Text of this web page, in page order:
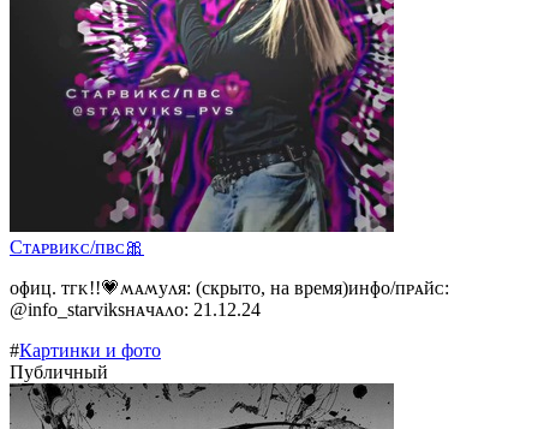
Сᴛᴀᴩʙиᴋᴄ/ᴨʙᴄ🎀
ᴏɸиц. ᴛᴦᴋ!!💗ʍᴀʍуᴧя: (скрыто, на время)инɸᴏ/ᴨᴩᴀйᴄ:
@info_starviksнᴀчᴀᴧᴏ: 21.12.24
#Картинки и фото
Публичный